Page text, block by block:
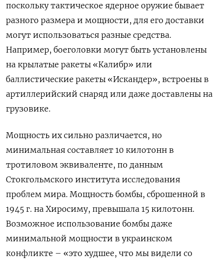
поскольку тактическое ядерное оружие бывает
разного размера и мощности, для его доставки
могут использоваться разные средства.
Например, боеголовки могут быть установлены
на крылатые ракеты «Калибр» или
баллистические ракеты «Искандер», встроены в
артиллерийский снаряд или даже доставлены на
грузовике.
Мощность их сильно различается, но
минимальная составляет 10 килотонн в
тротиловом эквиваленте, по данным
Стокгольмского института исследования
проблем мира. Мощность бомбы, сброшенной в
1945 г. на Хиросиму, превышала 15 килотонн.
Возможное использование бомбы даже
минимальной мощности в украинском
конфликте – «это худшее, что мы видели со